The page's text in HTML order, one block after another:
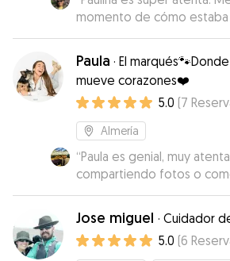
momento de cómo estaba
fotos durante el día que
respondió rápidamente
en contacto con ella. Cuando la recogí, al
despedirnos, mi perra se
casa 😄 Así que creo que no hay mejor resumen
que ese. Sin duda volvería
Paula · El
mueve corazones❤️
5.0 (7
Almería
“Paula es genial, muy
compartiendo fotos o
iba. Cuando la recogimos
contenta, señal de que ha
cuidada. Muy flexible con
repetir seguro con Paula”
Jose miguel · Cuidador
5.0 (6